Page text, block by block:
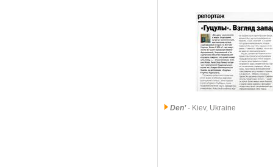
Den’- Kiev, Ukraine